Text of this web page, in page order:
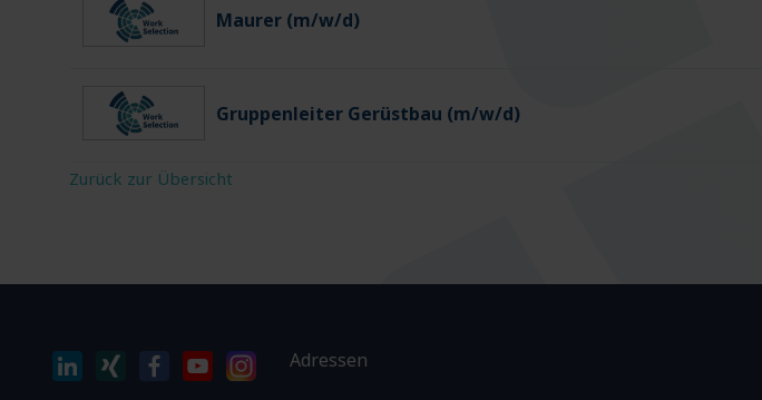
Maurer (m/w/d)
Gruppenleiter Gerüstbau (m/w/d)
Zurück zur Übersicht
Adressen